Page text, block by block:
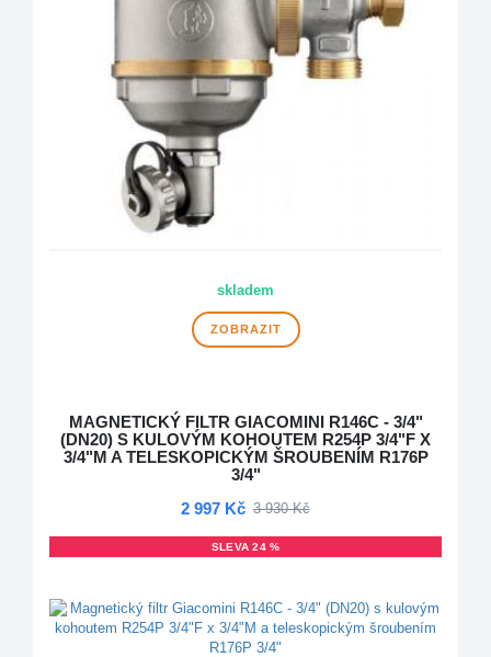
skladem
ZOBRAZIT
MAGNETICKÝ FILTR GIACOMINI R146C - 3/4"
(DN20) S KULOVÝM KOHOUTEM R254P 3/4"F X
3/4"M A TELESKOPICKÝM ŠROUBENÍM R176P
3/4"
2 997 Kč 3 930 Kč
SLEVA 24 %